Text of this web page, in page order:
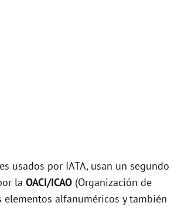
usados por IATA, usan un segundo
la OACI/ICAO (Organización de
alfanuméricos y también